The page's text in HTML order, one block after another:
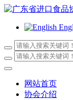
网站首页
协会介绍